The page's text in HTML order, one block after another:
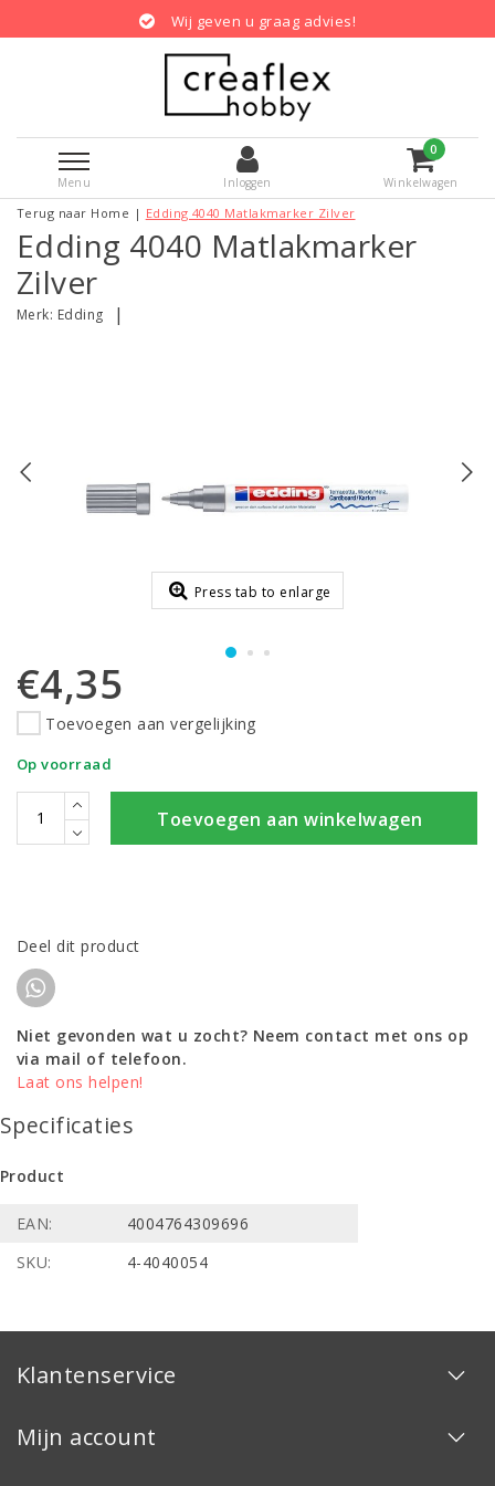
Wij geven u graag advies!
Menu Inloggen
0
Winkelwagen
Terug naar Home | Edding 4040 Matlakmarker Zilver
Edding 4040 Matlakmarker
Zilver
Merk: Edding |
Press tab to enlarge
€4,35
Toevoegen aan vergelijking
Op voorraad
Toevoegen aan winkelwagen
Deel dit product
Niet gevonden wat u zocht? Neem contact met ons op
via mail of telefoon.
Laat ons helpen!
Specificaties
Product
EAN:
4004764309696
SKU:
4-4040054
Klantenservice
Mijn account